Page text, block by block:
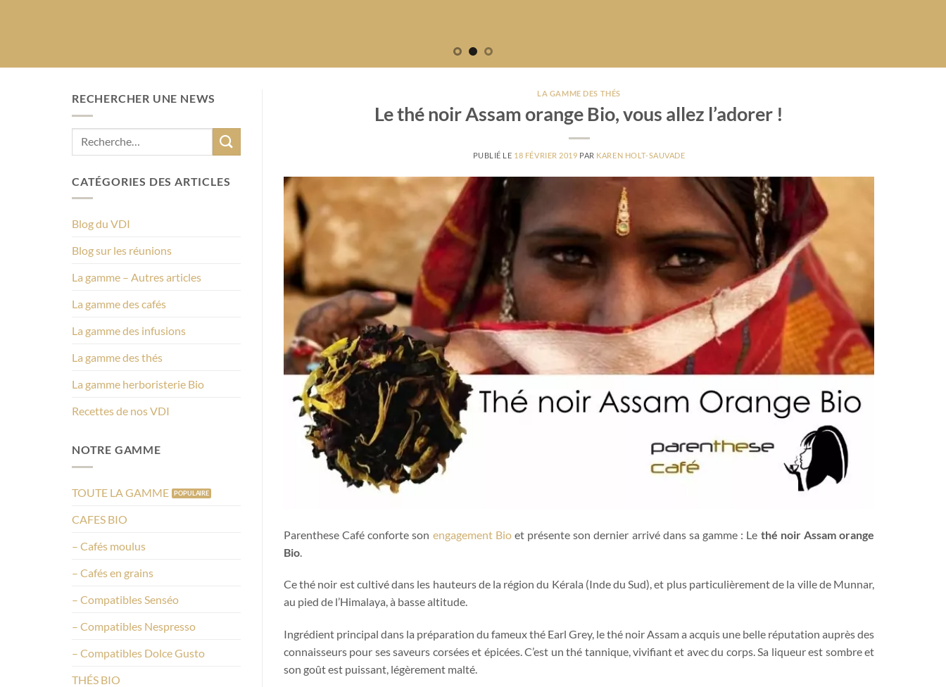
RECHERCHER UNE NEWS
CATÉGORIES DES ARTICLES
Blog du VDI
Blog sur les réunions
La gamme – Autres articles
La gamme des cafés
La gamme des infusions
La gamme des thés
La gamme herboristerie Bio
Recettes de nos VDI
NOTRE GAMME
TOUTE LA GAMME
CAFES BIO
– Cafés moulus
– Cafés en grains
– Compatibles Senséo
– Compatibles Nespresso
– Compatibles Dolce Gusto
THÉS BIO
LA GAMME DES THÉS
Le thé noir Assam orange Bio, vous allez l’adorer !
PUBLIÉ LE 18 FÉVRIER 2019 PAR KAREN HOLT-SAUVADE
Parenthese Café conforte son engagement Bioet présente son dernier arrivé dans sa gamme : Le thé noir Assam orange
Bio
Ce thé noir est cultivé dans les hauteurs de la région du Kérala (Inde du Sud), et plus particulièrement de la ville de Munnar,
au pied de l’Himalaya, à basse altitude.
Ingrédient principal dans la préparation du fameux thé Earl Grey, le thé noir Assam a acquis une belle réputation auprès des
connaisseurs pour ses saveurs corsées et épicées. C’est un thé tannique, vivifiant et avec du corps. Sa liqueur est sombre et
son goût est puissant, légèrement malté.